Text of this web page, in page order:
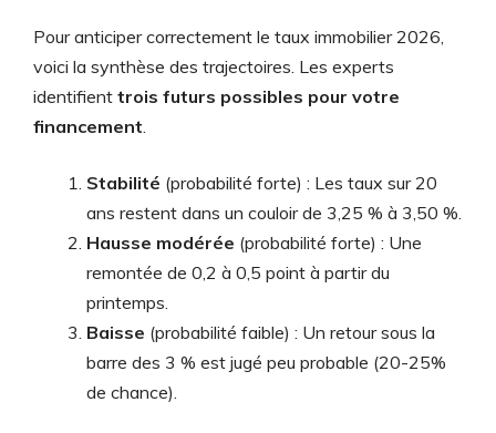
Pour anticiper correctement le taux immobilier 2026,
voici la synthèse des trajectoires. Les experts
identifient trois futurs possibles pour votre
financement
Stabilité (probabilité forte) : Les taux sur 20
ans restent dans un couloir de 3,25 % à 3,50 %.
Hausse modérée (probabilité forte) : Une
remontée de 0,2 à 0,5 point à partir du
printemps.
Baisse (probabilité faible) : Un retour sous la
barre des 3 % est jugé peu probable (20-25%
de chance).